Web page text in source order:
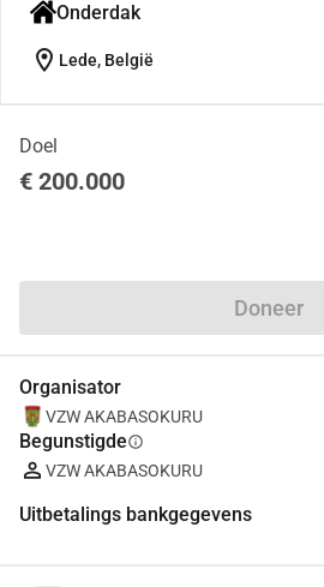
Onderdak
location_on Lede, België
Doel
€ 200.000
Doneer
Organisator
VZW AKABASOKURU
Begunstigdeinfo
VZW AKABASOKURU
Uitbetalings bankgegevens